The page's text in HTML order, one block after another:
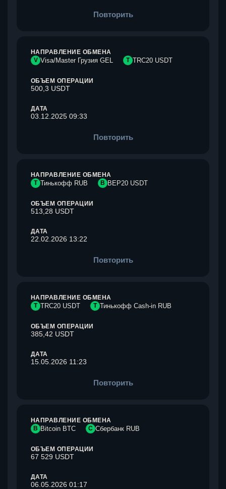
Повторить
НАПРАВЛЕНИЕ ОБМЕНА
V Visa/Master Грузия GEL T TRC20 USDT
ОБЪЕМ ОПЕРАЦИИ
500,3 USDT
ДАТА
03.12.2025 09:33
Повторить
НАПРАВЛЕНИЕ ОБМЕНА
Т Тинькофф RUB B BEP20 USDT
ОБЪЕМ ОПЕРАЦИИ
513,28 USDT
ДАТА
22.02.2026 13:22
Повторить
НАПРАВЛЕНИЕ ОБМЕНА
T TRC20 USDT Т Тинькофф Cash-in RUB
ОБЪЕМ ОПЕРАЦИИ
385,42 USDT
ДАТА
15.05.2026 11:23
Повторить
НАПРАВЛЕНИЕ ОБМЕНА
B Bitcoin BTC С Сбербанк RUB
ОБЪЕМ ОПЕРАЦИИ
67 529 USDT
ДАТА
06.05.2026 01:17